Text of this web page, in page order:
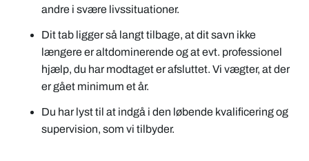
andre i svære livssituationer.
Dit tab ligger så langt tilbage, at dit savn ikke
længere er altdominerende og at evt. professionel
hjælp, du har modtaget er afsluttet. Vi vægter, at der
er gået minimum et år.
Du har lyst til at indgå i den løbende kvalificering og
supervision, som vi tilbyder.